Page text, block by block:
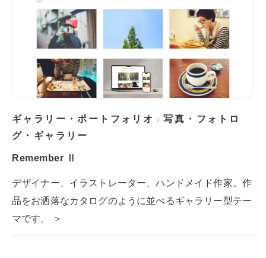
ギャラリー・ポートフォリオ /写真・フォトロ
グ・ギャラリー
Remember Ⅱ
デザイナー、イラストレーター、ハンドメイド作家。作
品をお洒落なカタログのように並べるギャラリー型テー
マです。 ＞